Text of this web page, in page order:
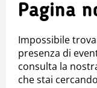
Pagina
Impossibile
presenza di
consulta la
che stai